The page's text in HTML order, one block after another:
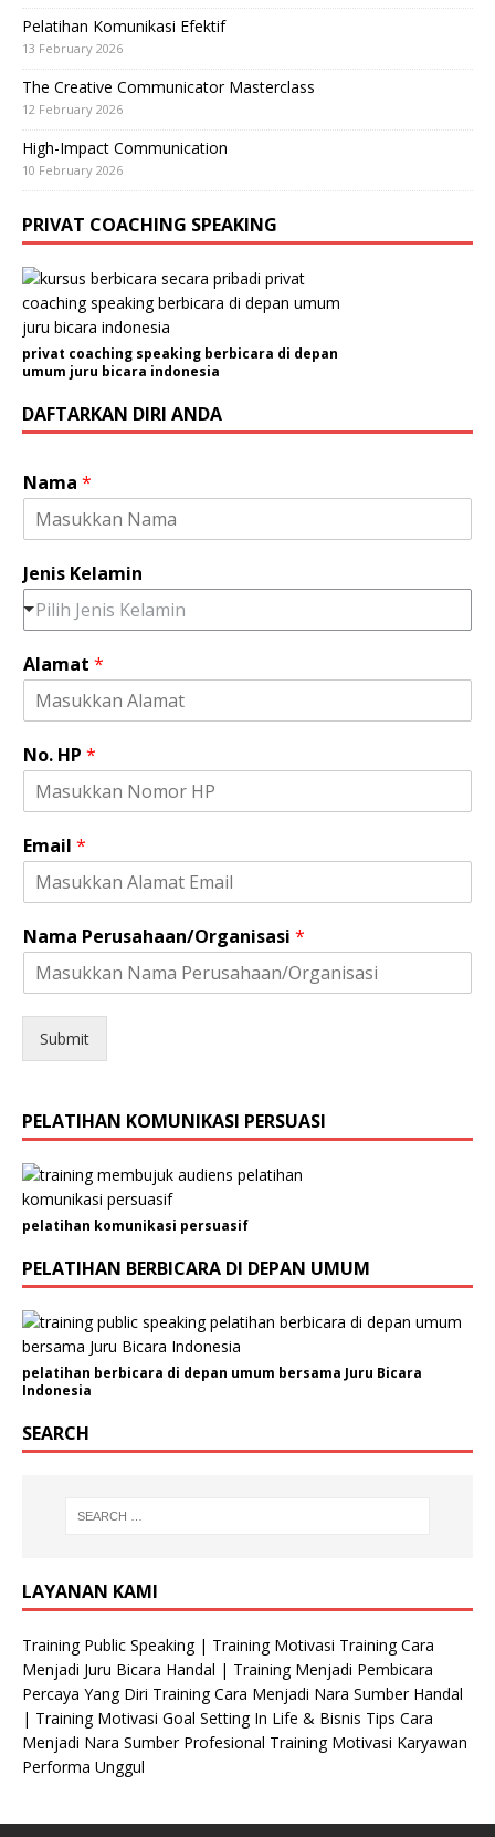
Pelatihan Komunikasi Efektif
13 February 2026
The Creative Communicator Masterclass
12 February 2026
High-Impact Communication
10 February 2026
PRIVAT COACHING SPEAKING
privat coaching speaking berbicara di depan
umum juru bicara indonesia
DAFTARKAN DIRI ANDA
Nama *
Jenis Kelamin
Pilih Jenis Kelamin
Alamat *
No. HP *
Email *
*
N
.
J
n
Nama Perusahaan/Organisasi *
Submit
PELATIHAN KOMUNIKASI PERSUASI
pelatihan komunikasi persuasif
PELATIHAN BERBICARA DI DEPAN UMUM
pelatihan berbicara di depan umum bersama Juru Bicara
Indonesia
SEARCH
LAYANAN KAMI
Training Public Speaking | Training Motivasi Training Cara
Menjadi Juru Bicara Handal | Training Menjadi Pembicara
Percaya Yang Diri Training Cara Menjadi Nara Sumber Handal
| Training Motivasi Goal Setting In Life & Bisnis Tips Cara
Menjadi Nara Sumber Profesional Training Motivasi Karyawan
Performa Unggul